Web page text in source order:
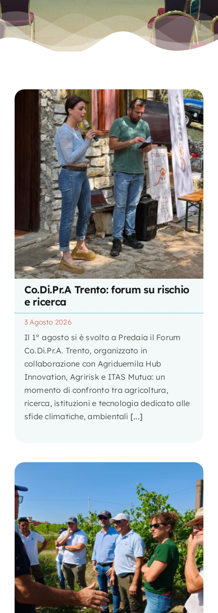
Contatti
Search
for:
Co.Di.Pr.A Trento: forum su rischio
e ricerca
3 Agosto 2026
Il 1° agosto si è svolto a Predaia il Forum
Co.Di.Pr.A. Trento, organizzato in
collaborazione con Agriduemila Hub
Innovation, Agririsk e ITAS Mutua: un
momento di confronto tra agricoltura,
ricerca, istituzioni e tecnologia dedicato alle
sfide climatiche, ambientali [...]